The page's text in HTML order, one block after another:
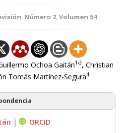
, Número 2,Volumen 54
Ochoa Gaitán1‘3, Christian
Tomás Martínez-Segura4
| ORCID